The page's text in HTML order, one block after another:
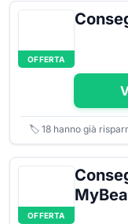
OFFERTA
🏷️ 18 hanno già
OFFERTA